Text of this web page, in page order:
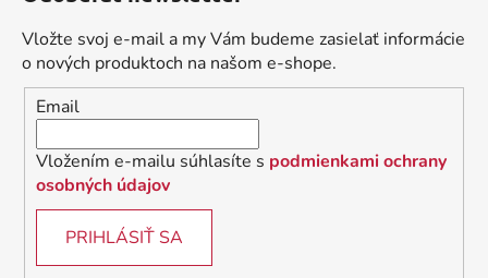
Vložte svoj e-mail a my Vám budeme zasielať informácie
o nových produktoch na našom e-shope.
Email
Vložením e-mailu súhlasíte s podmienkami ochrany
osobných údajov
PRIHLÁSIŤ SA